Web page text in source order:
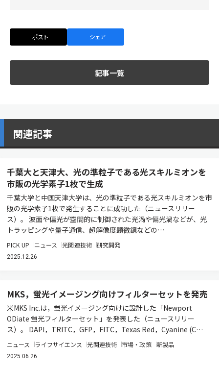
ポスト シェア
記事一覧
関連記事
千葉大と天津大、光の準粒子である光スキルミオンを
市販の光学素子1枚で生成
千葉大学と中国天津大学は、光の準粒子である光スキルミオンを市
販の光学素子1枚で発生することに成功した（ニュースリリー
ス）。 波面や偏光が空間的に制御された光渦や偏光渦などが、光
トラッピングや量子通信、超解像度顕微鏡などの…
PICK UP ニュース 光関連技術 研究開発
2025.12.26
MKS，蛍光イメージング向けフィルターセットを発売
米MKS Inc.は，蛍光イメージング向けに設計した「Newport
ODiate 蛍光フィルターセット」を発表した（ニュースリリー
ス）。 DAPI，TRITC，GFP，FITC，Texas Red，Cyanine (C…
ニュース ライフサイエンス 光関連技術 市場・政策 新製品
2025.06.26